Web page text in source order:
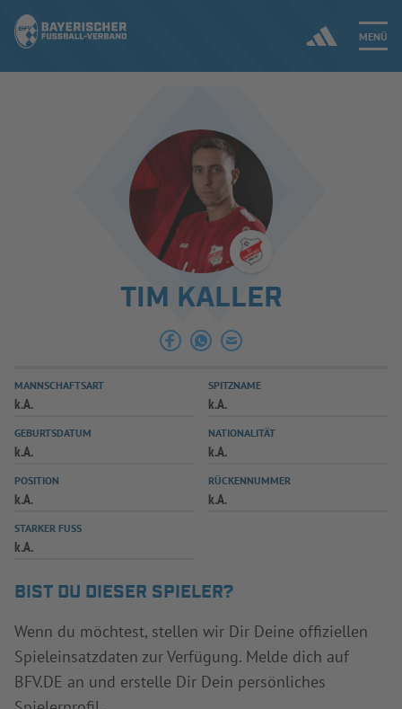
MENÜ
ERGEBNISSE & WETTBEWERBE
SPIELBETRIEB & VERBANDSLEBEN
AUSBILDUNG & FÖRDERUNG
SPIELPLUS
TIM KALLER
MANNSCHAFTSART
k.A.
SPITZNAME
k.A.
GEBURTSDATUM
k.A.
NATIONALITÄT
k.A.
POSITION
k.A.
RÜCKENNUMMER
k.A.
STARKER FUSS
k.A.
BIST DU DIESER SPIELER?
Wenn du möchtest, stellen wir Dir Deine offiziellen
Spieleinsatzdaten zur Verfügung. Melde dich auf
BFV.DE an und erstelle Dir Dein persönliches